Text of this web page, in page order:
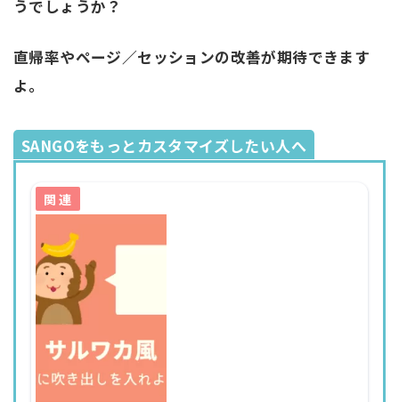
うでしょうか？
直帰率やページ／セッションの改善が期待できます
よ。
SANGOをもっとカスタマイズしたい人へ